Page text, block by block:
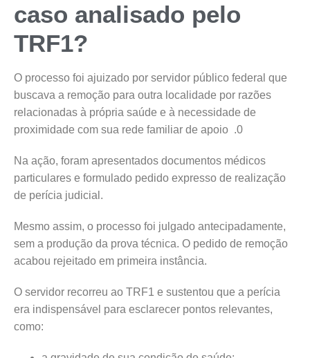
caso analisado pelo
TRF1?
O processo foi ajuizado por servidor público federal que
buscava a remoção para outra localidade por razões
relacionadas à própria saúde e à necessidade de
proximidade com sua rede familiar de apoio .0
Na ação, foram apresentados documentos médicos
particulares e formulado pedido expresso de realização
de perícia judicial.
Mesmo assim, o processo foi julgado antecipadamente,
sem a produção da prova técnica. O pedido de remoção
acabou rejeitado em primeira instância.
O servidor recorreu ao TRF1 e sustentou que a perícia
era indispensável para esclarecer pontos relevantes,
como: